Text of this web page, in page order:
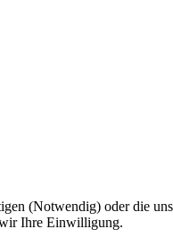
(Notwendig) oder die
Ihre Einwilligung.